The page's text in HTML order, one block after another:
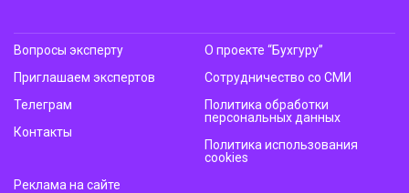
Вопросы эксперту
Приглашаем экспертов
Телеграм
Контакты
О проекте “Бухгуру”
Сотрудничество со СМИ
Политика обработки
персональных данных
Политика использования
cookies
Реклама на сайте